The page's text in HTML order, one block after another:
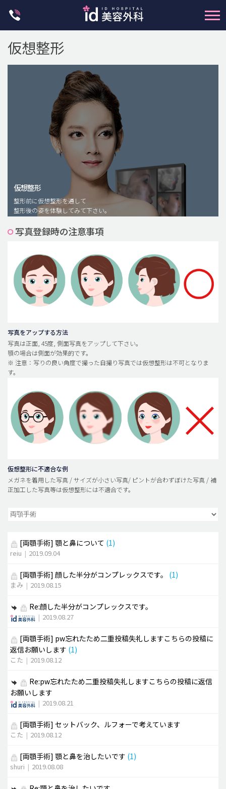
脂肪注入(アンチエイジング)
豊胸手術・バストアップ
プチ整形
メンズ整形
idリアルストーリー
idニュース
安全整形
料金一覧
ご相談のお問い合わせ
仮想整形
仮想整形
整形前に仮想整形を通して
整形後の姿を体験してみて下さい。
写真登録時の注意事項
写真をアップする方法
写真は正面, 45度, 側面写真をアップして下さい。
顎の場合は側面が効果的です。
※ 注意：写りの良い角度で撮った自撮り写真では仮想整形は不可となりま
す。
仮想整形に不適合な例
メガネを着用した写真 / サイズが小さい写真/ ピントが合わずぼけた写真 / 補
正加工した写真等は仮想整形には不適合です。
[両顎手術] 顎と鼻について (1)
reiu | 2019.09.04
[両顎手術] 顔した半分がコンプレックスです。 (1)
まみ | 2019.08.15
Re:顔した半分がコンプレックスです。
| 2019.08.27
[両顎手術] pw忘れたため二重投稿失礼しますこちらの投稿に
返信お願いします (1)
こた | 2019.08.12
Re:pw忘れたため二重投稿失礼しますこちらの投稿に返信
お願いします
| 2019.08.21
[両顎手術] セットバック、ルフォーで考えています
こた | 2019.08.12
[両顎手術] 顎と鼻を治したいです (1)
shuri | 2019.08.08